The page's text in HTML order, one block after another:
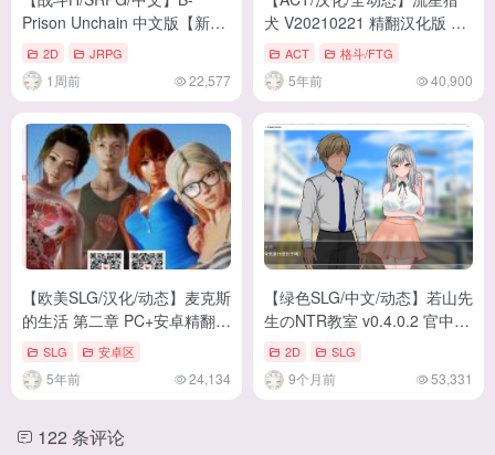
Prison Unchain 中文版【新
作/1.5G】
2D JRPG
1周前 22,577
犬 V20210221 精翻汉化版 付
mod【2.2G/更新/CV】
ACT 格斗/FTG
5年前 40,900
【欧美SLG/汉化/动态】麦克斯
的生活 第二章 PC+安卓精翻汉
化完结版+CG【新汉
化/7.5G】
SLG 安卓区
5年前 24,134
【绿色SLG/中文/动态】若山先
生のNTR教室 v0.4.0.2 官中体
験版【更新/1.2G】
2D SLG
9个月前 53,331
122 条评论